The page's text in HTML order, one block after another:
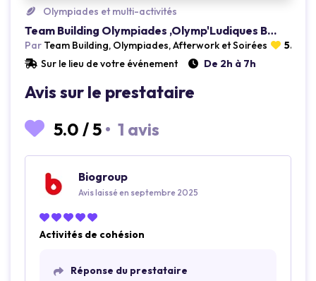
Olympiades et multi-activités
Team Building Olympiades ,Olymp'Ludiques Bordeaux (33)
Par Team Building, Olympiades, Afterwork et Soirées 5.0
Sur le lieu de votre événement
De 2h à 7h
Avis sur le prestataire
5.0 /5 • 1 avis
Biogroup
Avis laissé en septembre 2025
Activités de cohésion
Réponse du prestataire